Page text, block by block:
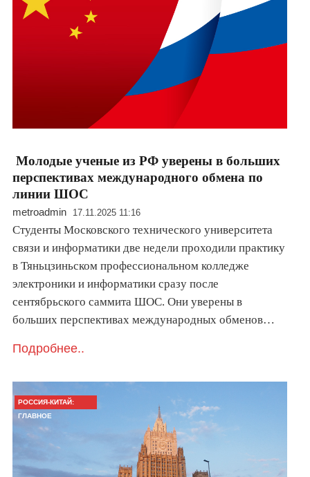
Молодые ученые из РФ уверены в больших
перспективах международного обмена по
линии ШОС
metroadmin 17.11.2025 11:16
Студенты Московского технического университета
связи и информатики две недели проходили практику
в Тяньцзиньском профессиональном колледже
электроники и информатики сразу после
сентябрьского саммита ШОС. Они уверены в
больших перспективах международных обменов…
Подробнее..
РОССИЯ-КИТАЙ:
ГЛАВНОЕ